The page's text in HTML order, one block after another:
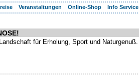
Veranstaltungen Online-Shop Info Service
für Erholung, Sport und Naturgenuß.